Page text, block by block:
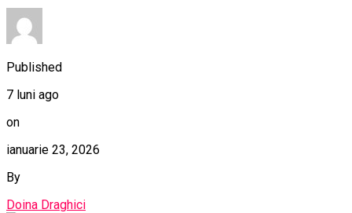
Published
7 luni ago
on
ianuarie 23, 2026
By
Doina Draghici